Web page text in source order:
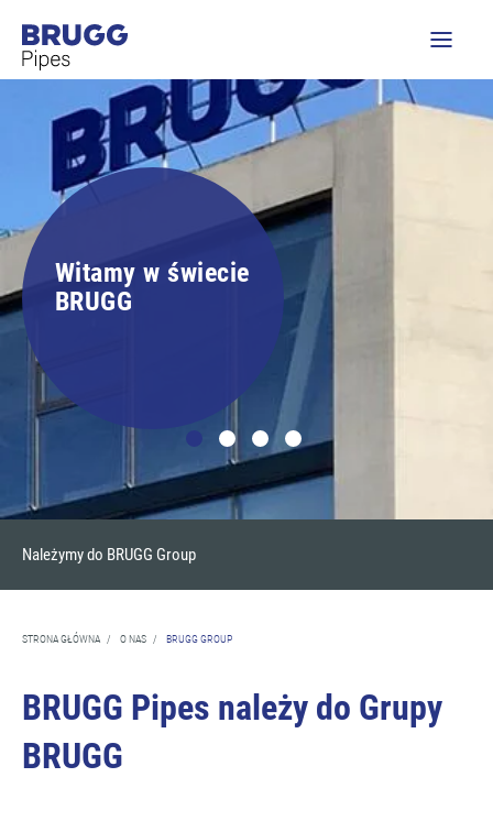
Witamy w świecie
BRUGG
Należymy do BRUGG Group
STRONA GŁÓWNA / O NAS / BRUGG GROUP
BRUGG Pipes należy do Grupy
BRUGG